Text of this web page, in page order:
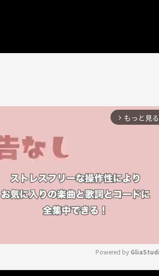
arrow_forward_ios もっと見る
Powered by